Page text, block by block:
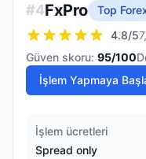
#4FxPro
Top
4.8/5
Güven skoru: 95/100
İşlem Yapmaya
İşlem ücretleri
Spread only